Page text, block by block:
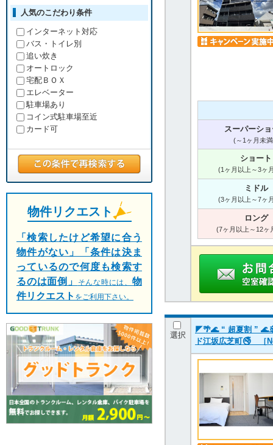
スーパーシ
(～1ヶ月未
ショート
(1ヶ月以上～3ヶ
ミドル
(3ヶ月以上～7ヶ
ロング
(7ヶ月以上～12ヶ
選択
◤🌴🌊 “ 超夏割 ”
ド江坂広芝町🚭 ［
人気のこだわり条件
インターネット対応
バス・トイレ別
追い炊き
オートロック
宅配ＢＯＸ
エレベーター
駐車場あり
コイン式駐車場至近
カード可
物件リクエスト
「検索したけど希望に合う
物件がない」「条件は決ま
っているので何度も検索す
るのは面倒」
そんな時には、物
件リクエスト をご利用下さい。